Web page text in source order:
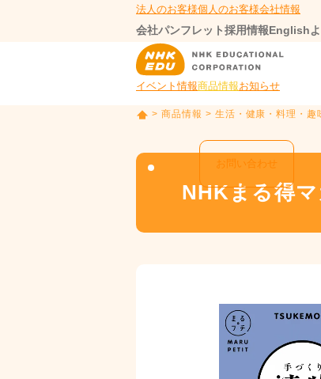
法人のお客様個人のお客様会社情報
会社パンフレット採用情報English
イベント情報商品情報お知らせ
お問い合わせ
P
> 商品情報 > 生活・健康・料理・趣
NHKまる得